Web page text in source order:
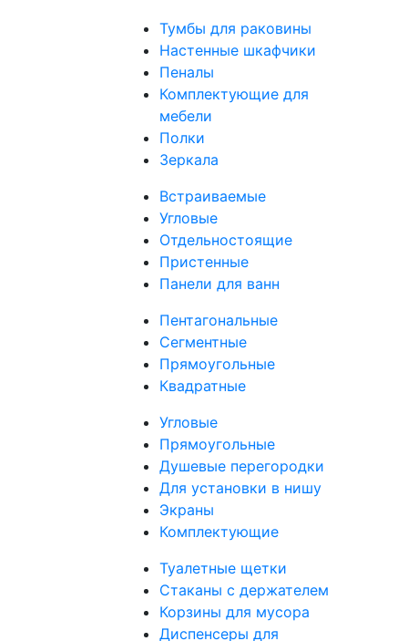
Тумбы для раковины
Настенные шкафчики
Пеналы
Комплектующие для
мебели
Полки
Зеркала
Встраиваемые
Угловые
Отдельностоящие
Пристенные
Панели для ванн
Пентагональные
Сегментные
Прямоугольные
Квадратные
Угловые
Прямоугольные
Душевые перегородки
Для установки в нишу
Экраны
Комплектующие
Туалетные щетки
Стаканы с держателем
Корзины для мусора
Диспенсеры для